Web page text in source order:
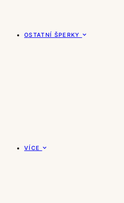
OSTATNÍ ŠPERKY
VÍCE